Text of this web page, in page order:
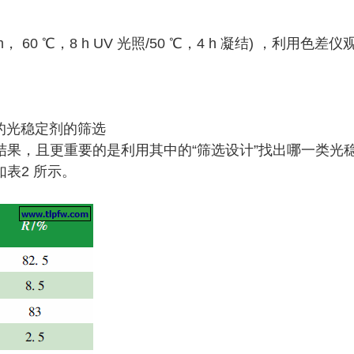
60 ℃，8 h UV 光照/50 ℃，4 h 凝结) ，利用色差仪
光稳定剂的筛选
，且更重要的是利用其中的“筛选设计”找出哪一类光
2 所示。